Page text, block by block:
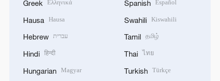
Greek Ελληνικά
Hausa Hausa
Hebrew עברית
Hindi हिन्दी
Hungarian Magyar
Spanish Español
Swahili Kiswahili
Tamil தமிழ்
Thai ไทย
Turkish Türkçe